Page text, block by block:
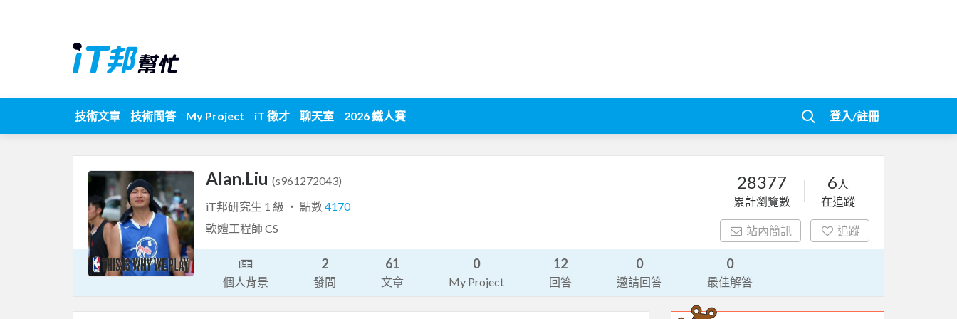
技術文章 技術問答 My Project iT 徵才 聊天室 2026 鐵人賽 登入/註冊
Alan.Liu (s961272043)
iT邦研究生 1 級 ‧ 點數4170
軟體工程師 CS
28377
累計瀏覽數
6 人
在追蹤
站內簡訊 追蹤
個人背景
2
發問
61
文章
0
My Project
12
回答
0
邀請回答
0
最佳解答